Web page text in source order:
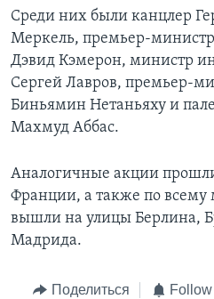
Среди них были канцлер
Меркель, премьер-
Дэвид Кэмерон, министр
Сергей Лавров, премьер-
Биньямин Нетаньяху и
Махмуд Аббас.
Аналогичные акции
Франции, а также по
вышли на улицы Берлина,
Мадрида.
Поделиться